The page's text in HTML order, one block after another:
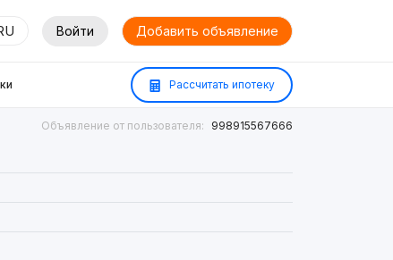
Войти Добавить объявление
Рассчитать ипотеку
Объявление от пользователя: 998915567666